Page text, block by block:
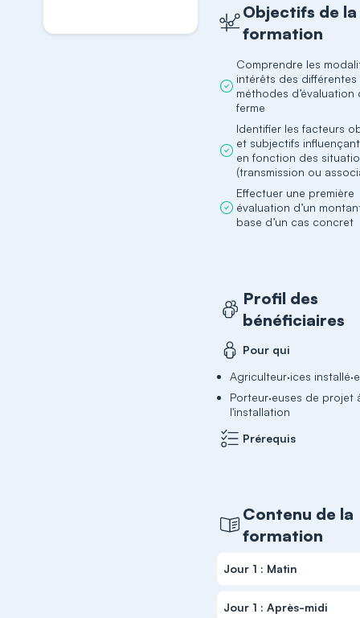
Objectifs de la
formation
Comprendre les
intérêts des différentes
méthodes d’évaluation
ferme
Identifier les facteurs
et subjectifs
en fonction des
(transmission ou
Effectuer une première
évaluation d’un
base d’un cas concret
Profil des
bénéficiaires
Pour qui
Agriculteur·ices
Porteur·euses de projet
l'installation
Prérequis
Contenu de la
formation
Jour 1 : Matin
Jour 1 : Après-midi